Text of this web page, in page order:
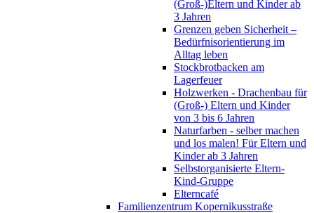
(Groß-)Eltern und Kinder ab
3 Jahren
Grenzen geben Sicherheit –
Bedürfnisorientierung im
Alltag leben
Stockbrotbacken am
Lagerfeuer
Holzwerken - Drachenbau für
(Groß-) Eltern und Kinder
von 3 bis 6 Jahren
Naturfarben - selber machen
und los malen! Für Eltern und
Kinder ab 3 Jahren
Selbstorganisierte Eltern-
Kind-Gruppe
Elterncafé
Familienzentrum Kopernikusstraße